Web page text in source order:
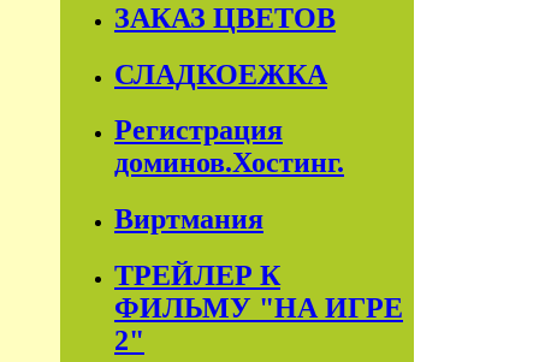
ЗАКАЗ ЦВЕТОВ
СЛАДКОЕЖКА
Регистрация
доминов.Хостинг.
Виртмания
ТРЕЙЛЕР К
ФИЛЬМУ "НА ИГРЕ
2"